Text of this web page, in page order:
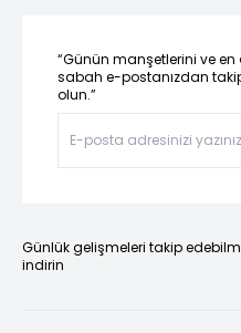
“Günün manşetlerini ve
sabah e-postanızdan
olun.”
Günlük gelişmeleri takip
indirin